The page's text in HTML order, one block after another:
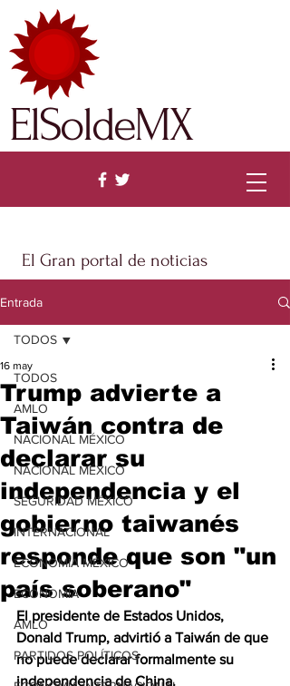
El Gran portal de noticias
ElSoldeMX
Entrada
TODOS
AMLO
NACIONAL MÉXICO
NACIONAL MÉXICO
SEGURIDAD MÉXICO
INTERNACIONAL
ECONOMÍA MÉXICO
ECONOMÍA
AMLO
PARTIDOS POLÍTICOS
TODOS
Trump advierte a
Taiwán contra de
declarar su
independencia y el
gobierno taiwanés
responde que son "un
país soberano"
16 may
El presidente de Estados Unidos,
Donald Trump, advirtió a Taiwán de que
no puede declarar formalmente su
independencia de China.